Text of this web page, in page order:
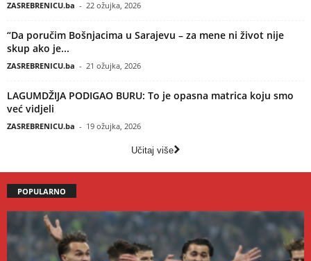
ZASREBRENICU.ba - 22 ožujka, 2026
“Da poručim Bošnjacima u Sarajevu – za mene ni život nije
skup ako je...
ZASREBRENICU.ba - 21 ožujka, 2026
LAGUMDŽIJA PODIGAO BURU: To je opasna matrica koju smo
već vidjeli
ZASREBRENICU.ba - 19 ožujka, 2026
Učitaj više
POPULARNO